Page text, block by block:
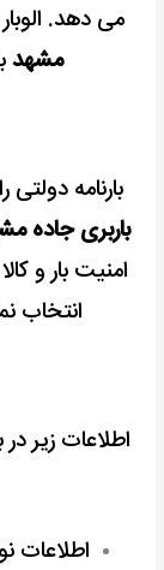
می دهد.
مشهد
بارنامه
باربری جاده
امنیت بار و
انتخاب
اطلاعات زیر
اطلاعات